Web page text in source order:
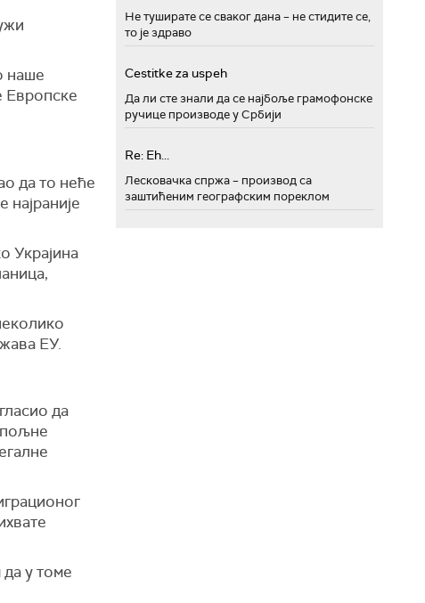
наше
Европске
да то неће
најраније
Украјина
ЕУ.
да
у томе
Не туширате се сваког дана – не стидите се,
то је здраво
Cestitke za uspeh
Да ли сте знали да се најбоље грамофонске
ручице производе у Србији
Re: Eh...
Лесковачка спржа – производ са
заштићеним географским пореклом